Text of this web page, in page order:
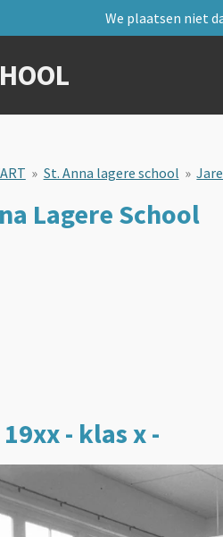
We plaatsen niet
» St. Anna lagere school »
Lagere School
- klas x -